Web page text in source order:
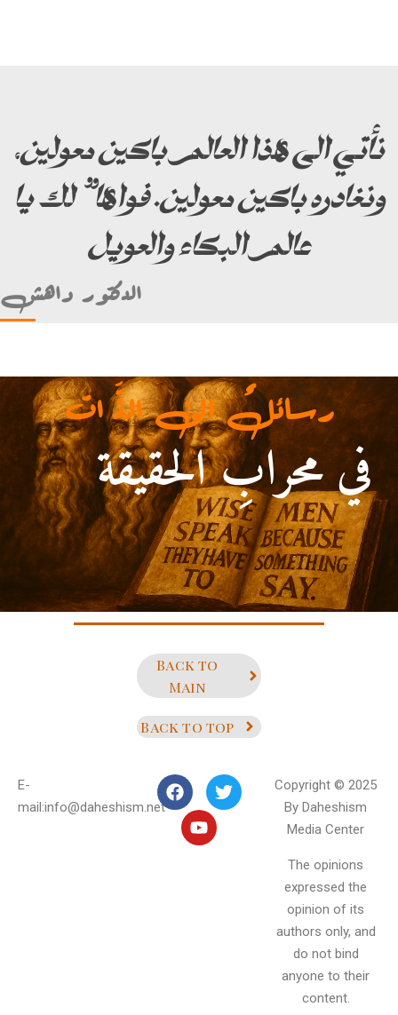
نأتي الى هذا العالم باكين معولين،
ونغادره باكين معولين. فواها” لك يا
عالم البكاء والعويل
الدكتور داهش
في محرابِ الحقيقة
علي بن أبي طالب)
رسائلٌ الى الذَّ ات
Back to
Main
Back to top
E-
mail:info@daheshism.net
Copyright © 2025
By Daheshism
Media Center
The opinions
expressed the
opinion of its
authors only, and
do not bind
anyone to their
content.